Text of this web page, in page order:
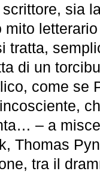
sia
tratta,
di un
come se
– a
Thomas
tra il